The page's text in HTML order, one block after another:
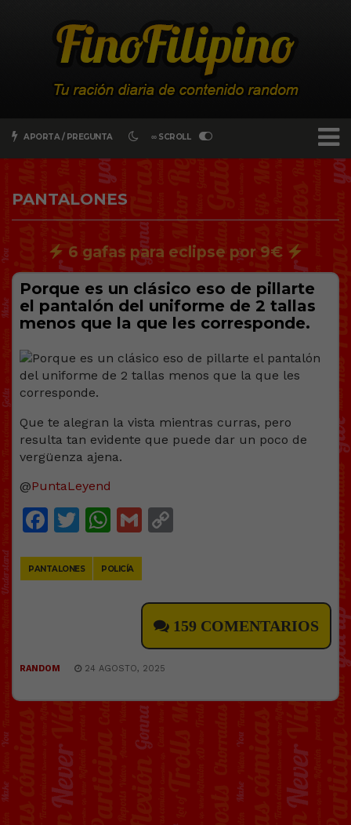
APORTA / PREGUNTA ∞ SCROLL
PANTALONES
6 gafas para eclipse por 9€
Porque es un clásico eso de pillarte
el pantalón del uniforme de 2 tallas
menos que la que les corresponde.
Que te alegran la vista mientras curras, pero
resulta tan evidente que puede dar un poco de
vergüenza ajena.
@PuntaLeyend
Facebook
Twitter
WhatsApp
Gmail
PANTALONES POLICÍA
159 COMENTARIOS
RANDOM 24 AGOSTO, 2025